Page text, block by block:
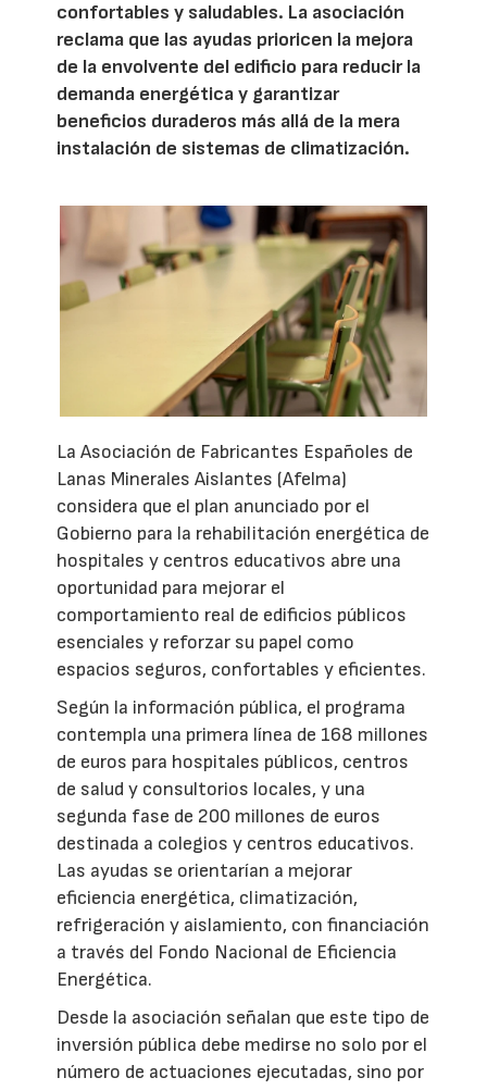
confortables y saludables. La asociación
reclama que las ayudas prioricen la mejora
de la envolvente del edificio para reducir la
demanda energética y garantizar
beneficios duraderos más allá de la mera
instalación de sistemas de climatización.
La Asociación de Fabricantes Españoles de
Lanas Minerales Aislantes (Afelma)
considera que el plan anunciado por el
Gobierno para la rehabilitación energética de
hospitales y centros educativos abre una
oportunidad para mejorar el
comportamiento real de edificios públicos
esenciales y reforzar su papel como
espacios seguros, confortables y eficientes.
Según la información pública, el programa
contempla una primera línea de 168 millones
de euros para hospitales públicos, centros
de salud y consultorios locales, y una
segunda fase de 200 millones de euros
destinada a colegios y centros educativos.
Las ayudas se orientarían a mejorar
eficiencia energética, climatización,
refrigeración y aislamiento, con financiación
a través del Fondo Nacional de Eficiencia
Energética.
Desde la asociación señalan que este tipo de
inversión pública debe medirse no solo por el
número de actuaciones ejecutadas, sino por